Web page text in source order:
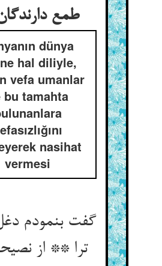
طمع
dünya
hal diliyle,
vefa umanlar
bu tamahta
nasihat
vermesi
گفت بنمودم
ترا ** از